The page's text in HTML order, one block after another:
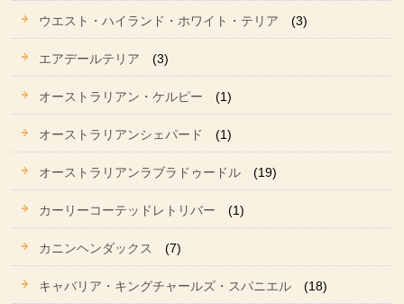
ウエスト・ハイランド・ホワイト・テリア (3)
エアデールテリア (3)
オーストラリアン・ケルピー (1)
オーストラリアンシェパード (1)
オーストラリアンラブラドゥードル (19)
カーリーコーテッドレトリバー (1)
カニンヘンダックス (7)
キャバリア・キングチャールズ・スパニエル (18)